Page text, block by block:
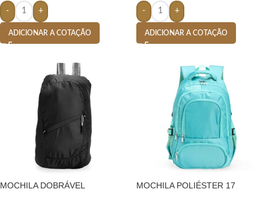
- +
ADICIONAR A COTAÇÃO
- +
ADICIONAR A COTAÇÃO
MOCHILA DOBRÁVEL
MOCHILA POLIÉSTER 17